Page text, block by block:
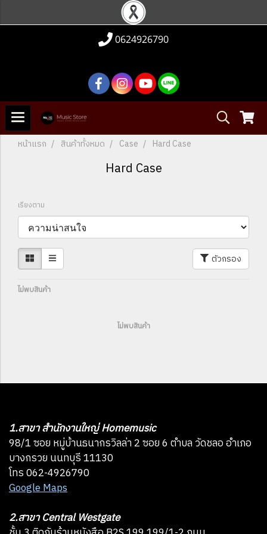
0624926790
หน้าแรก สินค้าทั้งหมด Case Hard Case
Hard Case
เรียงตาม
ตัวกรอง
ไม่พบสินค้า
ไม่พบสินค้า
1.สาขา สำนักงานใหญ่ Homemusic
98/1 ซอย หมู่บ้านธนากรวิลล่า 2 ซอย 6 ตำบล วัดชลอ อำเภอ
บางกรวย นนทบุรี 11130
โทร 062-4926790
Google Maps
2.สาขา Central Westgate